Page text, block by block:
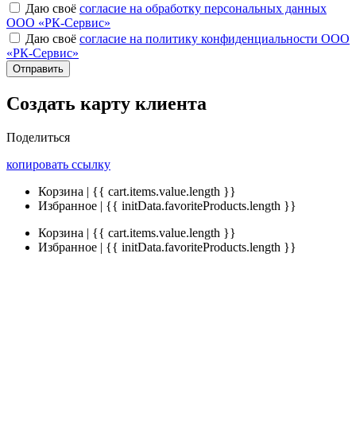
Даю своё согласие на обработку персональных данных
ООО «РК-Сервис»
Даю своё согласие на политику конфиденциальности ООО
«РК-Сервис»
Отправить
Создать карту клиента
Поделиться
копировать ссылку
Корзина | {{ cart.items.value.length }}
Избранное | {{ initData.favoriteProducts.length }}
Корзина | {{ cart.items.value.length }}
Избранное | {{ initData.favoriteProducts.length }}